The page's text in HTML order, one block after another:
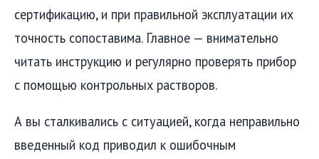
сертификацию, и при правильной эксплуатации их
точность сопоставима. Главное — внимательно
читать инструкцию и регулярно проверять прибор
с помощью контрольных растворов.
А вы сталкивались с ситуацией, когда неправильно
введенный код приводил к ошибочным